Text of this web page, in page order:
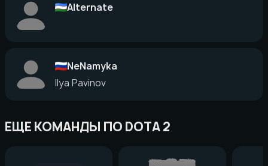
Alternate
NeNamyka
Ilya Pavinov
ЕЩЕ КОМАНДЫ ПО DOTA 2